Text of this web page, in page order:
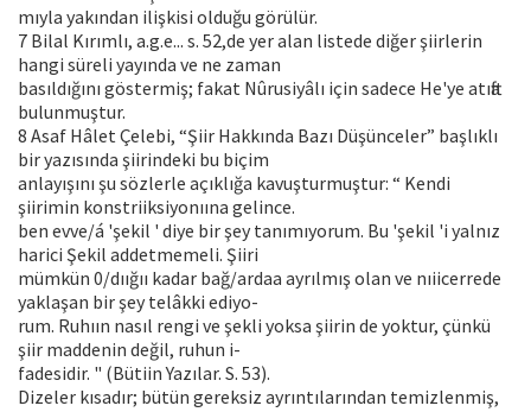
mıyla yakından ilişkisi olduğu görülür.
7 Bilal Kırımlı, a.g.e... s. 52,de yer alan listede diğer şiirlerin
hangi süreli yayında ve ne zaman
basıldığını göstermiş; fakat Nûrusiyâlı için sadece He'ye atıfta
bulunmuştur.
8 Asaf Hâlet Çelebi, “Şiir Hakkında Bazı Düşünceler” başlıklı
bir yazısında şiirindeki bu biçim
anlayışını şu sözlerle açıklığa kavuşturmuştur: “ Kendi
şiirimin konstriiksiyonıına gelince.
ben evve/á 'şekil ' diye bir şey tanımıyorum. Bu 'şekil 'i yalnız
harici Şekil addetmemeli. Şiiri
mümkün 0/dıığıı kadar bağ/ardaa ayrılmış olan ve nıiicerrede
yaklaşan bir şey telâkki ediyo-
rum. Ruhıın nasıl rengi ve şekli yoksa şiirin de yoktur, çünkü
şiir maddenin değil, ruhun i-
fadesidir. " (Bütiin Yazılar. S. 53).
Dizeler kısadır; bütün gereksiz ayrıntılarından temizlenmiş,